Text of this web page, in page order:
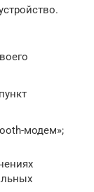
модем»;